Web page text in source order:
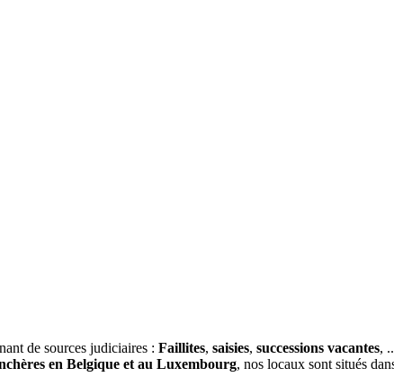
de sources judiciaires : Faillites, saisies, successions vacantes,
en Belgique et au Luxembourg, nos locaux sont situés